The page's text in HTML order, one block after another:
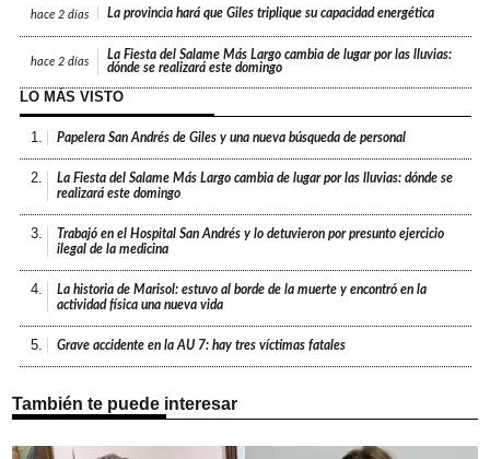
hace 2 días La provincia hará que Giles triplique su capacidad energética
hace 2 días
La Fiesta del Salame Más Largo cambia de lugar por las lluvias:
dónde se realizará este domingo
LO MÁS VISTO
1. Papelera San Andrés de Giles y una nueva búsqueda de personal
2.
La Fiesta del Salame Más Largo cambia de lugar por las lluvias: dónde se
realizará este domingo
3.
Trabajó en el Hospital San Andrés y lo detuvieron por presunto ejercicio
ilegal de la medicina
4.
La historia de Marisol: estuvo al borde de la muerte y encontró en la
actividad física una nueva vida
5. Grave accidente en la AU 7: hay tres víctimas fatales
También te puede interesar